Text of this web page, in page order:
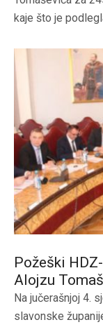
kaje što je
Požeški
Alojzu
Na jučerašnjoj 4.
slavonske